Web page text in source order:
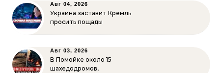
Авг 04, 2026
Украина заставит Кремль
просить пощады
Авг 03, 2026
В Помойке около 15
шахедодромов,